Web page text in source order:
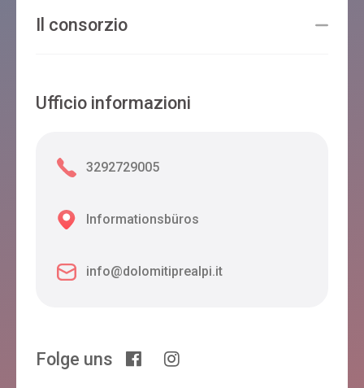
Il consorzio
Ufficio informazioni
3292729005
Informationsbüros
info@dolomitiprealpi.it
Folge uns